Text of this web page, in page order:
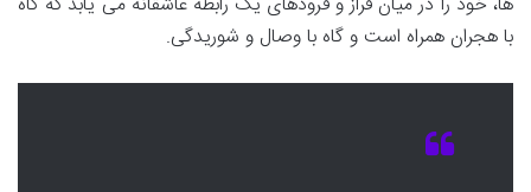
با هجران همراه است و گاه با وصال و شوریدگی.